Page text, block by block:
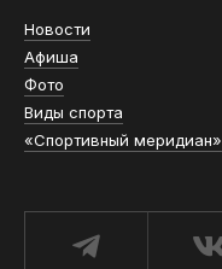
Новости
Афиша
Фото
Виды спорта
«Спортивный меридиан»